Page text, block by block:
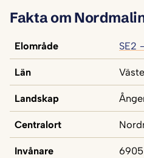
Fakta om
Elområde SE2
Län
Landskap
Centralort
Invånare 6905